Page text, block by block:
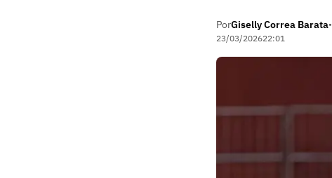
PorGiselly Correa Barata•
23/03/202622:01